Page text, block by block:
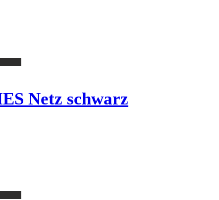
Netz schwarz